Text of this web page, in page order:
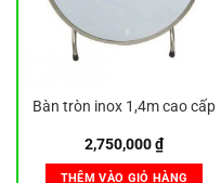
Bàn tròn inox 1,4m cao cấp
2,750,000₫
THÊM VÀO GIỎ HÀNG